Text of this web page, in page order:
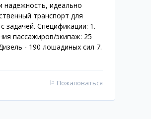
надежность, идеально
транспорт для
задачей. Спецификации: 1.
пассажиров/экипаж: 25
- 190 лошадиных сил 7.
⚐ Пожаловаться